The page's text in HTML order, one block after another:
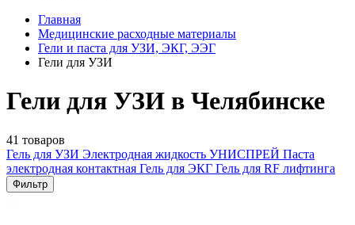
Главная
Медицинские расходные материалы
Гели и паста для УЗИ, ЭКГ, ЭЭГ
Гели для УЗИ
Гели для УЗИ в Челябинске
41 товаров
Гель для УЗИ Электродная жидкость УНИСПРЕЙ Паста
электродная контактная Гель для ЭКГ Гель для RF лифтинга
Фильтр